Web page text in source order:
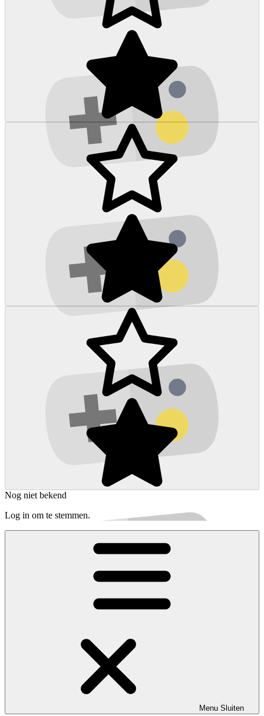
Nog niet bekend
Log in om te stemmen.
Menu Sluiten